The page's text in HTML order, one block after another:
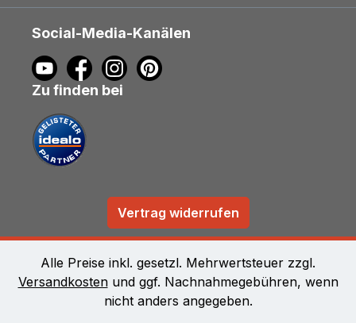
Social-Media-Kanälen
Zu finden bei
Vertrag widerrufen
Alle Preise inkl. gesetzl. Mehrwertsteuer zzgl.
Versandkostenund ggf. Nachnahmegebühren, wenn
nicht anders angegeben.